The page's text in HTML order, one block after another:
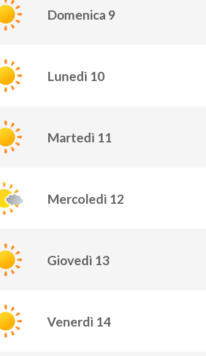
Domenica 9
Lunedì 10
Martedì 11
Mercoledì 12
Giovedì 13
Venerdì 14